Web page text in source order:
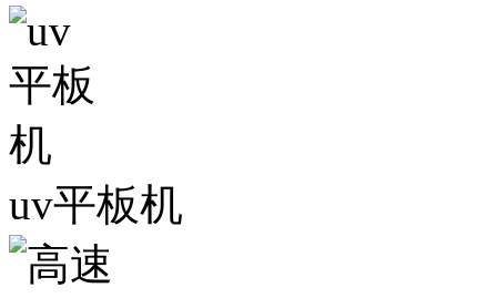
uv平板机